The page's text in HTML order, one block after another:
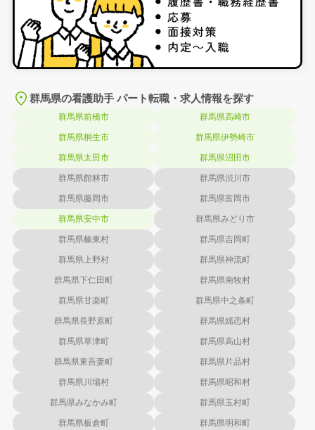
群馬県の看護助手 パート転職・求人情報を探す
群馬県前橋市 群馬県高崎市
群馬県桐生市 群馬県伊勢崎市
群馬県太田市 群馬県沼田市
群馬県館林市 群馬県渋川市
群馬県藤岡市 群馬県富岡市
群馬県安中市 群馬県みどり市
群馬県榛東村 群馬県吉岡町
群馬県上野村 群馬県神流町
群馬県下仁田町 群馬県南牧村
群馬県甘楽町 群馬県中之条町
群馬県長野原町 群馬県嬬恋村
群馬県草津町 群馬県高山村
群馬県東吾妻町 群馬県片品村
群馬県川場村 群馬県昭和村
群馬県みなかみ町 群馬県玉村町
群馬県板倉町 群馬県明和町